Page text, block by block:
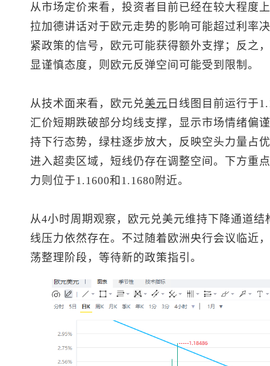
从市场定价来看，投资者目前已经在较大程度
拉加德讲话对于欧元走势的影响可能超过利率
紧政策的信号，欧元可能获得额外支撑；反之
显谨慎态度，则欧元反弹空间可能受到限制。
从技术面来看， 欧元兑美元 日线图目前运行于
汇价短期跌破部分均线支撑，显示市场情绪偏
持下行态势，绿柱逐步放大，反映空头力量占
进入超卖区域，短线仍存在调整空间。下方重
力则位于1.1600和1.1680附近。
从4小时周期观察， 欧元兑美元维持下降通道结
线压力依然存在。不过随着欧洲央行会议临近
荡整理阶段，等待新的政策指引。